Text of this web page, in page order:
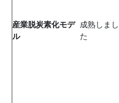
産業脱炭素化モデ
ル
成熟しまし
た